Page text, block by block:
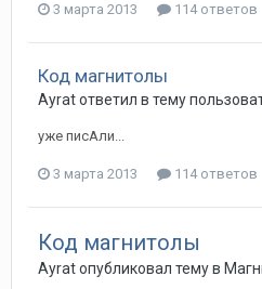
3 марта 2013 114 ответов
Код магнитолы
Ayratответил в тему
уже писАли...
3 марта 2013 114 ответов
Код магнитолы
Ayratопубликовал тему в